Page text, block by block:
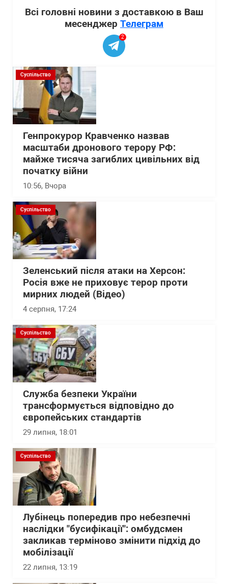
Всі головні новини з доставкою в Ваш
месенджер Телеграм
2
Суспільство
Генпрокурор Кравченко назвав
масштаби дронового терору РФ:
майже тисяча загиблих цивільних від
початку війни
10:56, Вчора
Суспільство
Зеленський після атаки на Херсон:
Росія вже не приховує терор проти
мирних людей (Відео)
4 серпня, 17:24
Суспільство
Служба безпеки України
трансформується відповідно до
європейських стандартів
29 липня, 18:01
Суспільство
Лубінець попередив про небезпечні
наслідки "бусифікації": омбудсмен
закликав терміново змінити підхід до
мобілізації
22 липня, 13:19